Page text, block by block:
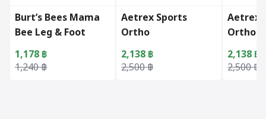
Burt’s Bees Mama
Bee Leg & Foot
Cream (100ml.)
1,240฿
Original price was: 1,240 ฿.
1,178 ฿
Current price is: 1,178 ฿.
Aetrex Sports
Ortho
Posted/Neutral
Women
2,500฿
Original price was: 2,500 ฿.
2,138 ฿
Current price is: 2,138 ฿.
Aetrex
Ortho
Women
2,500฿
Original
2,138 ฿
Current